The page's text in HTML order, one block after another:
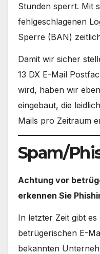
Stunden sperrt. Mit
fehlgeschlagenen
Sperre (BAN)
Damit wir sicher
13 DX E-Mail
wird, haben wir
eingebaut, die
Mails pro Zeitraum
Spam/
Achtung vor
erkennen Sie
In letzter Zeit gibt
betrügerischen E-
bekannten